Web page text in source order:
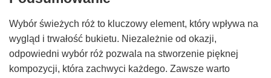
Wybór świeżych róż to kluczowy element, który wpływa na
wygląd i trwałość bukietu. Niezależnie od okazji,
odpowiedni wybór róż pozwala na stworzenie pięknej
kompozycji, która zachwyci każdego. Zawsze warto